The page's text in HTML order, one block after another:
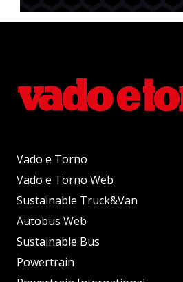
Vado e Torno
Vado e Torno Web
Sustainable Truck&Van
Autobus Web
Sustainable Bus
Powertrain